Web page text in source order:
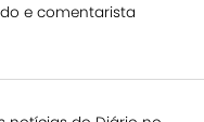
e comentarista